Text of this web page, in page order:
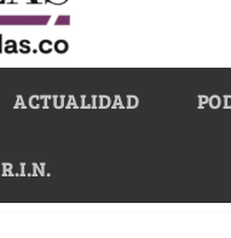
ACTUALIDAD
R.I.N.